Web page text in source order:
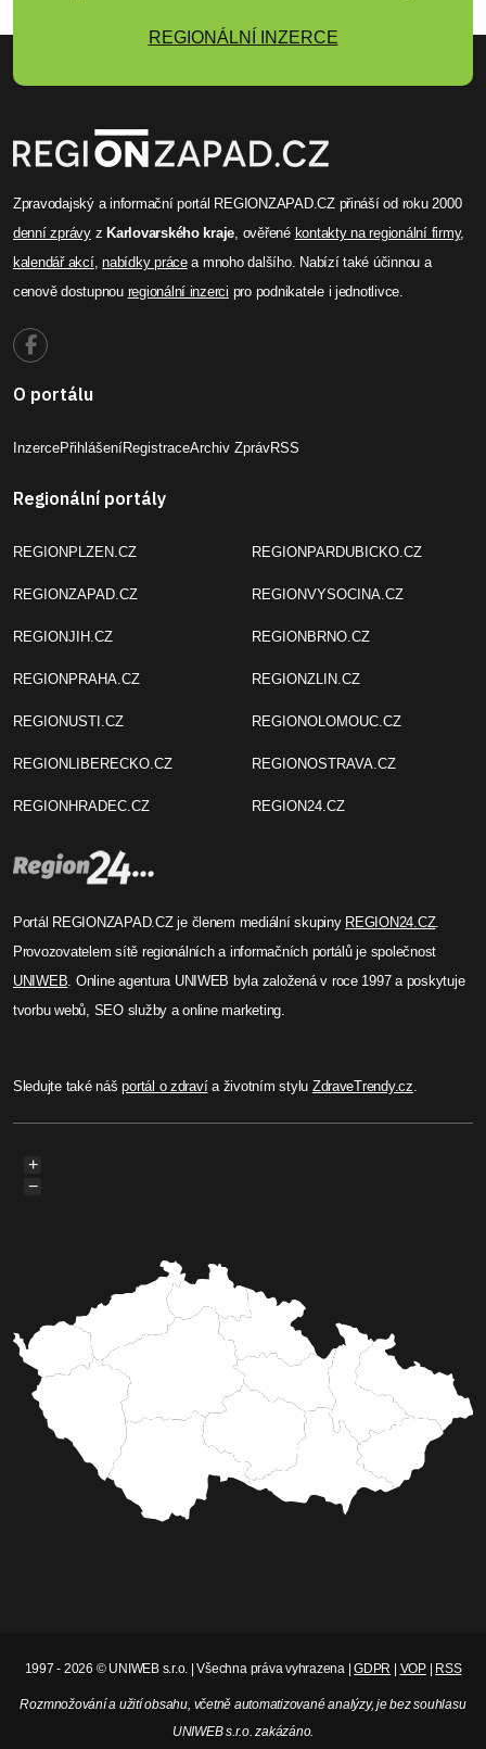
REGIONÁLNÍ INZERCE
Zpravodajský a informační portál REGIONZAPAD.CZ přináší od roku 2000
denní zprávyz Karlovarského kraje , ověřené kontakty na regionální firmy,
kalendář akcí,nabídky prácea mnoho dalšího. Nabízí také účinnou a
cenově dostupnou regionální inzerci pro podnikatele i jednotlivce.
O portálu
InzercePřihlášeníRegistraceArchiv ZprávRSS
Regionální portály
REGIONPLZEN.CZ
REGIONZAPAD.CZ
REGIONJIH.CZ
REGIONPRAHA.CZ
REGIONUSTI.CZ
REGIONLIBERECKO.CZ
REGIONHRADEC.CZ
REGIONPARDUBICKO.CZ
REGIONVYSOCINA.CZ
REGIONBRNO.CZ
REGIONZLIN.CZ
REGIONOLOMOUC.CZ
REGIONOSTRAVA.CZ
REGION24.CZ
Portál REGIONZAPAD.CZ je členem mediální skupiny REGION24.CZ.
Provozovatelem sítě regionálních a informačních portálů je společnost
UNIWEB . Online agentura UNIWEB byla založená v roce 1997 a poskytuje
tvorbu webů, SEO služby a online marketing.
Sledujte také nášportál o zdravía životním stylu ZdraveTrendy.cz
+
−
1997 - 2026 © UNIWEB s.r.o. | Všechna práva vyhrazena |GDPR VOP| RSS
Rozmnožování a užití obsahu, včetně automatizované analýzy, je bez souhlasu
UNIWEB s.r.o. zakázáno.